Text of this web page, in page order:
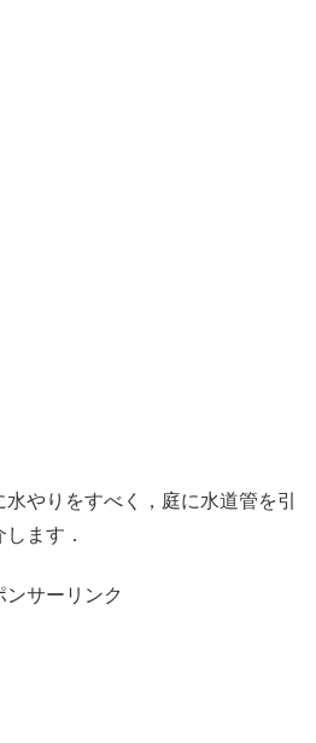
やりをすべく，庭に水道管を引
ます．
ンサーリンク